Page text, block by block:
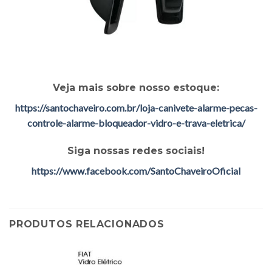
Veja mais sobre nosso estoque:
https://santochaveiro.com.br/loja-canivete-alarme-pecas-
controle-alarme-bloqueador-vidro-e-trava-eletrica/
Siga nossas redes sociais!
https://www.facebook.com/SantoChaveiroOficial
PRODUTOS RELACIONADOS